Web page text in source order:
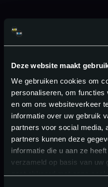
Deze website maakt
We gebruiken cookies om
personaliseren, om
en om ons websiteverkeer
informatie over uw gebruik
partners voor social media,
partners kunnen deze
informatie die u aan ze
verzameld op basis van uw
gaat akkoord met onze